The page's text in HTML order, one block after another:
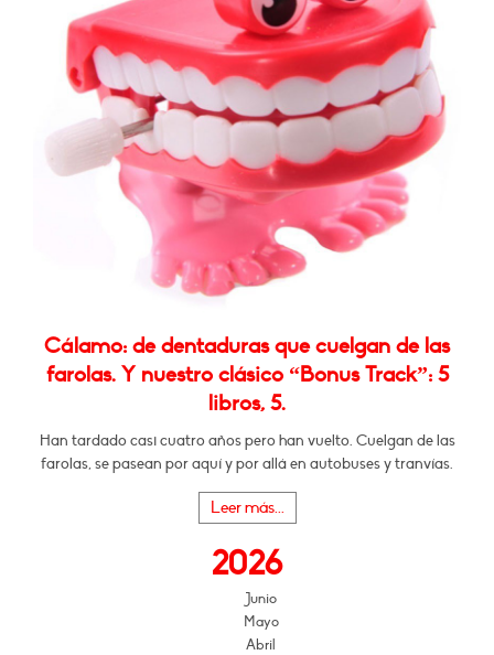
Cálamo: de dentaduras que cuelgan de las
farolas. Y nuestro clásico “Bonus Track”: 5
libros, 5.
Han tardado casi cuatro años pero han vuelto. Cuelgan de las
farolas, se pasean por aquí y por allá en autobuses y tranvías.
Leer más...
2026
Junio
Mayo
Abril